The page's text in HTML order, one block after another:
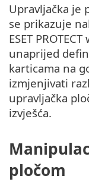
Upravljačka je
se prikazuje
ESET
unaprijed
karticama na
izmjenjivati
upravljačka
izvješća.
pločom